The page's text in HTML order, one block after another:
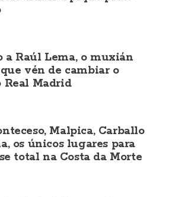
a Raúl Lema, o muxián
que vén de cambiar o
Real Madrid
Malpica, Carballo
os únicos lugares para
total na Costa da Morte